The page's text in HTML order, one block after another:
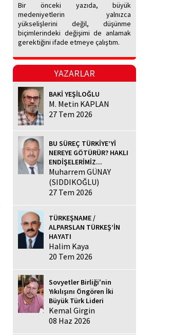
Bir önceki yazıda, büyük
medeniyetlerin yalnızca
yükselişlerini değil, düşünme
biçimlerindeki değişimi de anlamak
gerektiğini ifade etmeye çalıştım.
YAZARLAR
BAKİ YEŞİLOĞLU
M. Metin KAPLAN
27 Tem 2026
BU SÜREÇ TÜRKİYE’Yİ
NEREYE GÖTÜRÜR? HAKLI
ENDİŞELERİMİZ...
Muharrem GÜNAY
(SIDDIKOĞLU)
27 Tem 2026
TÜRKEŞNAME /
ALPARSLAN TÜRKEŞ’İN
HAYATI
Halim Kaya
20 Tem 2026
Sovyetler Birliği'nin
Yıkılışını Öngören İki
Büyük Türk Lideri
Kemal Girgin
08 Haz 2026